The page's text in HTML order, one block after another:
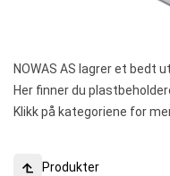
NOWAS AS lagrer et bedt
Her finner du
Klikk på kategoriene for
Produkter